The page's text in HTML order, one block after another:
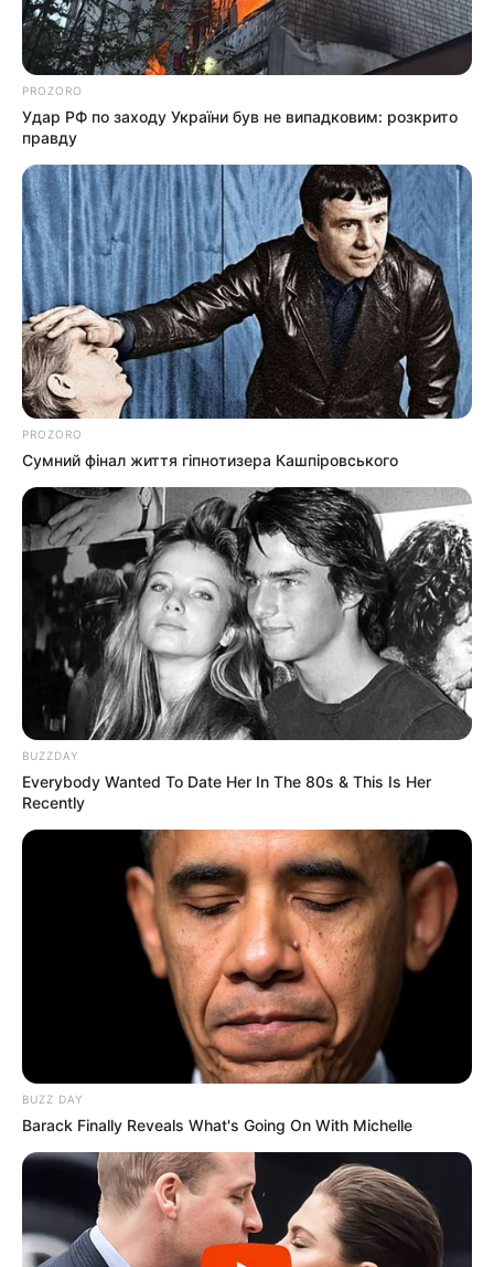
PROZORO
Удар РФ по заходу України був не випадковим: розкрито
правду
PROZORO
Сумний фінал життя гіпнотизера Кашпіровського
BUZZDAY
Everybody Wanted To Date Her In The 80s & This Is Her
Recently
BUZZ DAY
Barack Finally Reveals What's Going On With Michelle